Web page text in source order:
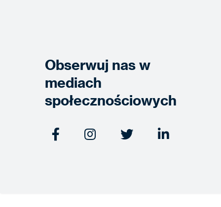
Obserwuj nas w
mediach
społecznościowych
   